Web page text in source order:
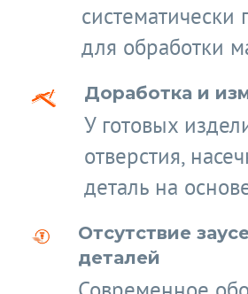
систематически
для обработки
Доработка и
У готовых
отверстия,
деталь на
Отсутствие
деталей